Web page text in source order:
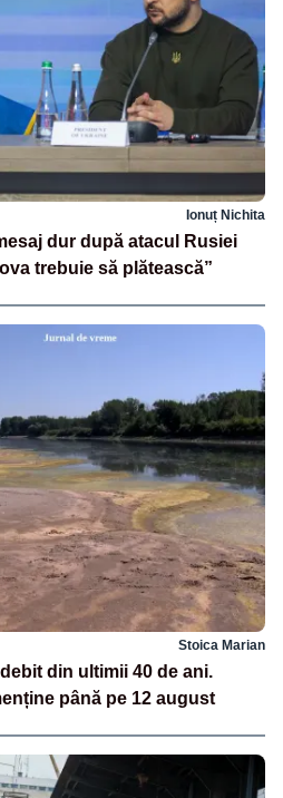
Ionuț Nichita
dur după atacul Rusiei
trebuie să plătească”
Stoica Marian
din ultimii 40 de ani.
până pe 12 august